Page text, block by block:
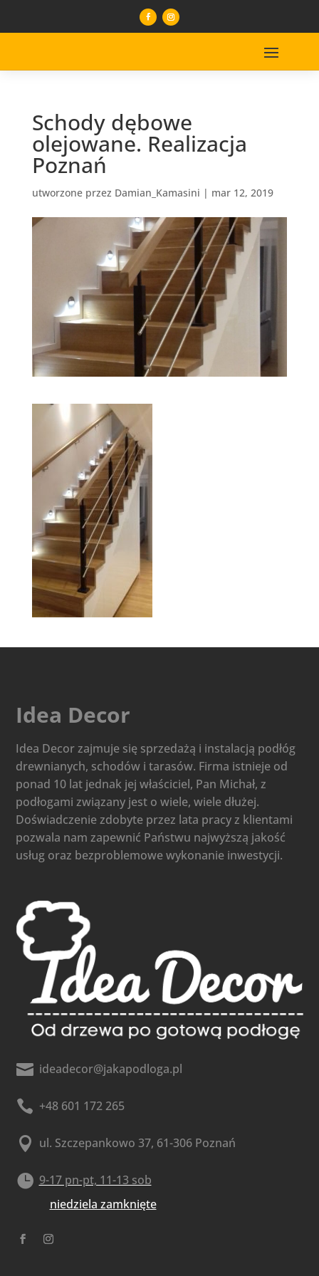
Schody dębowe
olejowane. Realizacja
Poznań
utworzone przez Damian_Kamasini | mar 12, 2019
Idea Decor
Idea Decor zajmuje się sprzedażą i instalacją podłóg
drewnianych, schodów i tarasów. Firma istnieje od
ponad 10 lat jednak jej właściciel, Pan Michał, z
podłogami związany jest o wiele, wiele dłużej.
Doświadczenie zdobyte przez lata pracy z klientami
pozwala nam zapewnić Państwu najwyższą jakość
usług oraz bezproblemowe wykonanie inwestycji.
 ideadecor@jakapodloga.pl
 +48 601 172 265
 ul. Szczepankowo 37, 61-306 Poznań
 9-17 pn-pt, 11-13 sob
niedziela zamknięte